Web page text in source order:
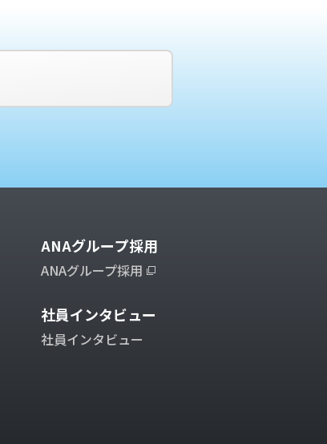
ANAグループ採用
ANAグループ採用
社員インタビュー
社員インタビュー